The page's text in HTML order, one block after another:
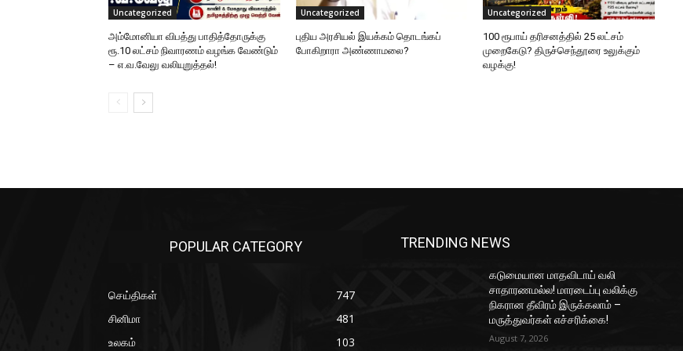
Uncategorized
அம்மோனியா விபத்து பாதித்தோருக்கு
ரூ.10 லட்சம் நிவாரணம் வழங்க வேண்டும்
– எ.வ.வேலு வலியுறுத்தல்!
Uncategorized
புதிய அரசியல் இயக்கம் தொடங்கப்
போகிறாரா அண்ணாமலை?
Uncategorized
100 ரூபாய் தரிசனத்தில் 25 லட்சம்
முறைகேடு? திருச்செந்தூரை உலுக்கும்
வழக்கு!
POPULAR CATEGORY
செய்திகள்
747
சினிமா
481
உலகம்
103
TRENDING NEWS
கடுமையான மாதவிடாய் வலி
சாதாரணமல்ல! மாரடைப்பு வலிக்கு
நிகரான தீவிரம் இருக்கலாம் –
மருத்துவர்கள் எச்சரிக்கை!
August 7, 2026